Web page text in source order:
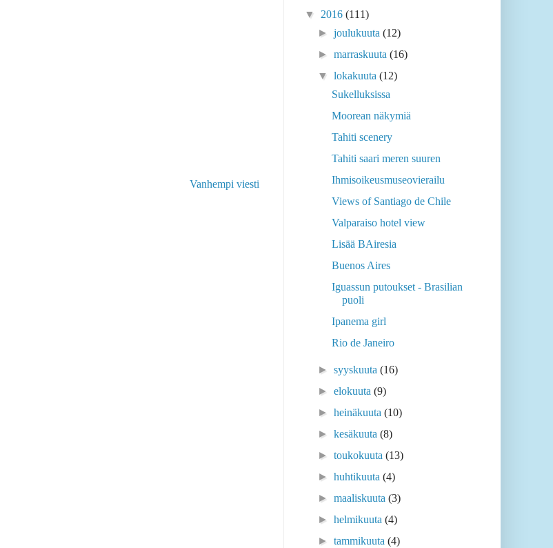
Vanhempi viesti
▼ 2016 (111)
►joulukuuta(12)
►marraskuuta(16)
▼lokakuuta(12)
Sukelluksissa
Moorean näkymiä
Tahiti scenery
Tahiti saari meren suuren
Ihmisoikeusmuseovierailu
Views of Santiago de Chile
Valparaiso hotel view
Lisää BAiresia
Buenos Aires
Iguassun putoukset - Brasilian
puoli
Ipanema girl
Rio de Janeiro
►syyskuuta(16)
►elokuuta(9)
►heinäkuuta(10)
►kesäkuuta(8)
►toukokuuta(13)
►huhtikuuta(4)
►maaliskuuta(3)
►helmikuuta(4)
►tammikuuta(4)